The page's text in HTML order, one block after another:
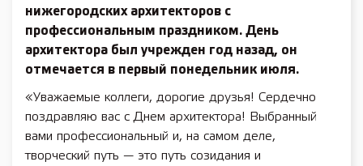
нижегородских архитекторов с
профессиональным праздником. День
архитектора был учрежден год назад, он
отмечается в первый понедельник июля.
«Уважаемые коллеги, дорогие друзья! Сердечно
поздравляю вас с Днем архитектора! Выбранный
вами профессиональный и, на самом деле,
творческий путь — это путь созидания и